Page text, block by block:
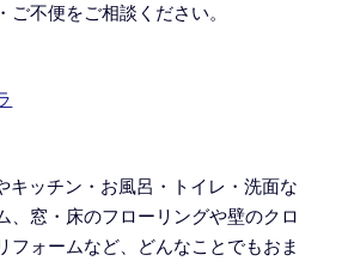
ご不便をご相談ください。
キッチン・お風呂・トイレ・洗面な
、窓・床のフローリングや壁のクロ
フォームなど、どんなことでもおま